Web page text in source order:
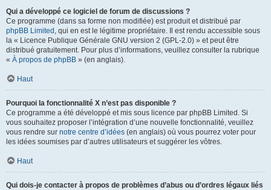
Qui a développé ce logiciel de forum de discussions ?
Ce programme (dans sa forme non modifiée) est produit et distribué par
phpBB Limited , qui en est le légitime propriétaire. Il est rendu accessible sous
la « Licence Publique Générale GNU version 2 (GPL-2.0) » et peut être
distribué gratuitement. Pour plus d’informations, veuillez consulter la rubrique
« À propos de phpBB » (en anglais).
Haut
Pourquoi la fonctionnalité X n’est pas disponible ?
Ce programme a été développé et mis sous licence par phpBB Limited. Si
vous souhaitez proposer l’intégration d’une nouvelle fonctionnalité, veuillez
vous rendre sur notre centre d’idées (en anglais) où vous pourrez voter pour
les idées soumises par d’autres utilisateurs et suggérer les vôtres.
Haut
Qui dois-je contacter à propos de problèmes d’abus ou d’ordres légaux liés